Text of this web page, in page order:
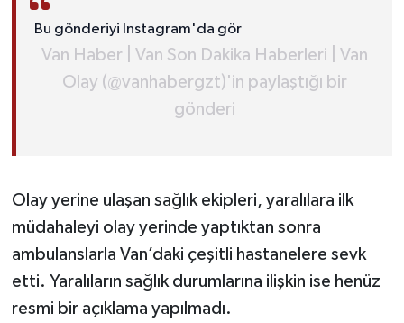
Bu gönderiyi Instagram'da gör
Van Haber | Van Son Dakika Haberleri | Van
Olay (@vanhabergzt)'in paylaştığı bir
gönderi
Olay yerine ulaşan sağlık ekipleri, yaralılara ilk
müdahaleyi olay yerinde yaptıktan sonra
ambulanslarla Van’daki çeşitli hastanelere sevk
etti. Yaralıların sağlık durumlarına ilişkin ise henüz
resmi bir açıklama yapılmadı.